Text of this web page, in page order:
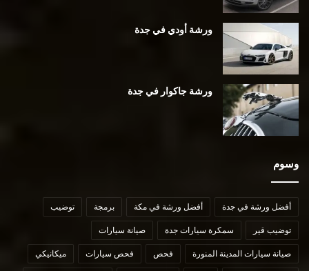
ورشة أودي في جدة
ورشة جاكوار في جدة
وسوم
أفضل ورشة في جدة أفضل ورشة في مكة برمجة توضيب
توضيب قير سمكرة سيارات جدة صيانة سيارات
صيانة سيارات المدينة المنورة فحص فحص سيارات ميكانيكي